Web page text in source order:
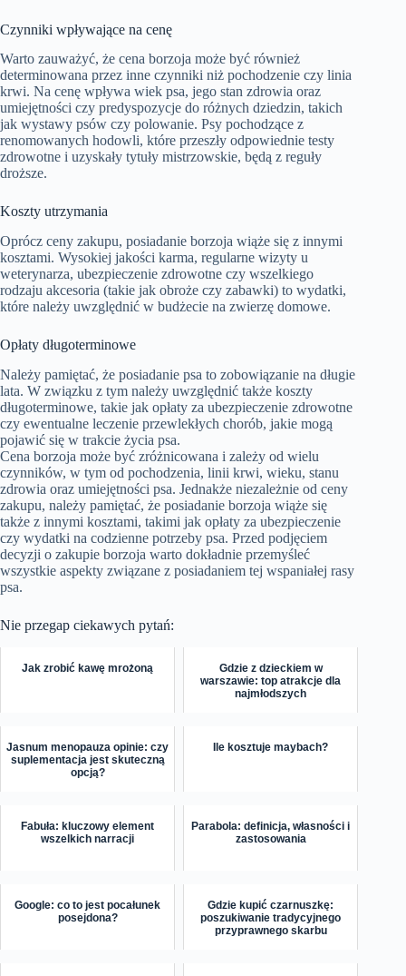
Czynniki wpływające na cenę
Warto zauważyć, że cena borzoja może być również
determinowana przez inne czynniki niż pochodzenie czy linia
krwi. Na cenę wpływa wiek psa, jego stan zdrowia oraz
umiejętności czy predyspozycje do różnych dziedzin, takich
jak wystawy psów czy polowanie. Psy pochodzące z
renomowanych hodowli, które przeszły odpowiednie testy
zdrowotne i uzyskały tytuły mistrzowskie, będą z reguły
droższe.
Koszty utrzymania
Oprócz ceny zakupu, posiadanie borzoja wiąże się z innymi
kosztami. Wysokiej jakości karma, regularne wizyty u
weterynarza, ubezpieczenie zdrowotne czy wszelkiego
rodzaju akcesoria (takie jak obroże czy zabawki) to wydatki,
które należy uwzględnić w budżecie na zwierzę domowe.
Opłaty długoterminowe
Należy pamiętać, że posiadanie psa to zobowiązanie na długie
lata. W związku z tym należy uwzględnić także koszty
długoterminowe, takie jak opłaty za ubezpieczenie zdrowotne
czy ewentualne leczenie przewlekłych chorób, jakie mogą
pojawić się w trakcie życia psa.
Cena borzoja może być zróżnicowana i zależy od wielu
czynników, w tym od pochodzenia, linii krwi, wieku, stanu
zdrowia oraz umiejętności psa. Jednakże niezależnie od ceny
zakupu, należy pamiętać, że posiadanie borzoja wiąże się
także z innymi kosztami, takimi jak opłaty za ubezpieczenie
czy wydatki na codzienne potrzeby psa. Przed podjęciem
decyzji o zakupie borzoja warto dokładnie przemyśleć
wszystkie aspekty związane z posiadaniem tej wspaniałej rasy
psa.
Nie przegap ciekawych pytań:
Jak zrobić kawę mrożoną
Gdzie z dzieckiem w
warszawie: top atrakcje dla
najmłodszych
Jasnum menopauza opinie: czy
suplementacja jest skuteczną
opcją?
Ile kosztuje maybach?
Fabuła: kluczowy element
wszelkich narracji
Parabola: definicja, własności i
zastosowania
Google: co to jest pocałunek
posejdona?
Gdzie kupić czarnuszkę:
poszukiwanie tradycyjnego
przyprawnego skarbu